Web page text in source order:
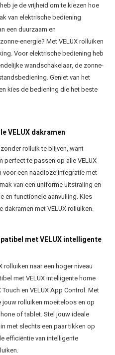
je de vrijheid om te kiezen hoe
van elektrische bediening
een duurzaam en
energie? Met VELUX rolluiken
Voor elektrische bediening heb
wandschakelaar, de zonne-
Geniet van het
kies de bediening die het beste
VELUX dakramen
rolluik te blijven, want
perfect te passen op alle VELUX
voor een naadloze integratie met
van een uniforme uitstraling en
en functionele aanvulling. Kies
met VELUX rolluiken.
met VELUX intelligente
rolluiken naar een hoger niveau
met VELUX intelligente home
en VELUX App Control. Met
rolluiken moeiteloos en op
of tablet. Stel jouw ideale
met slechts een paar tikken op
efficiëntie van intelligente